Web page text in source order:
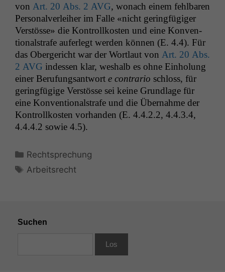
von Art. 20 Abs. 2 AVG, wonach einem fehlbaren
Per­son­alver­lei­her im Falle «nicht ger­ingfügiger
Ver­stösse» die Kon­trol­lkosten und eine Kon­ven­
tion­al­strafe aufer­legt wer­den kön­nen (E. 4.4). Für
das Oberg­ericht war der Wort­laut von Art. 20 Abs.
2 AVG indessen klar, weshalb es ohne Ein­hol­ung
ein­er Beru­fungsant­wort e con­trario schloss, für
ger­ingfügige Ver­stösse sei keine Grund­lage für
eine Kon­ven­tion­al­strafe und die Über­nahme der
Kon­trol­lkosten vorhan­den (E. 4.4.2.2, 4.4.3.4,
4.4.4.2 sowie 4.5).
Kategorien
Rechtsprechung
Schlagwörter
Arbeitsrecht
Suchen